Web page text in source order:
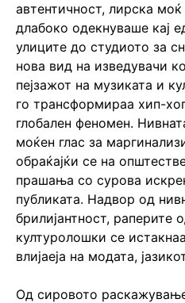
автентичност, лирска
длабоко одекнуваше кај
улиците до студиото за
нова вид на изведувачи
пејзажот на музиката и
го трансформираа хип-
глобален феномен.
моќен глас за
обраќајќи се на
прашања со сурова
публиката. Надвор од
брилијантност, раперите
културолошки се
влијаеја на модата,
Од сировото